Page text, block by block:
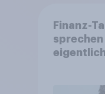
Finanz-